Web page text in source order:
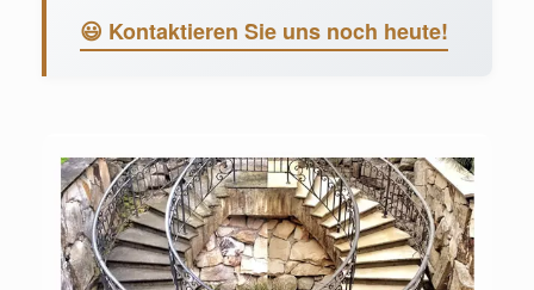
😃 Kontaktieren Sie uns noch heute!